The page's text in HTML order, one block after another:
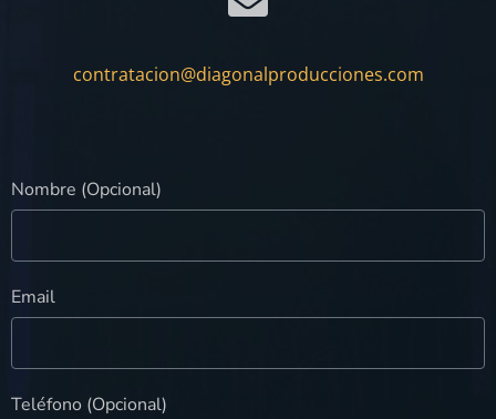
contratacion@diagonalproducciones.com
Nombre (Opcional)
Email
Teléfono (Opcional)